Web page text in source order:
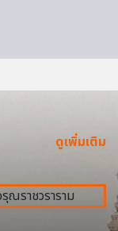
ดูเพิ่มเติม